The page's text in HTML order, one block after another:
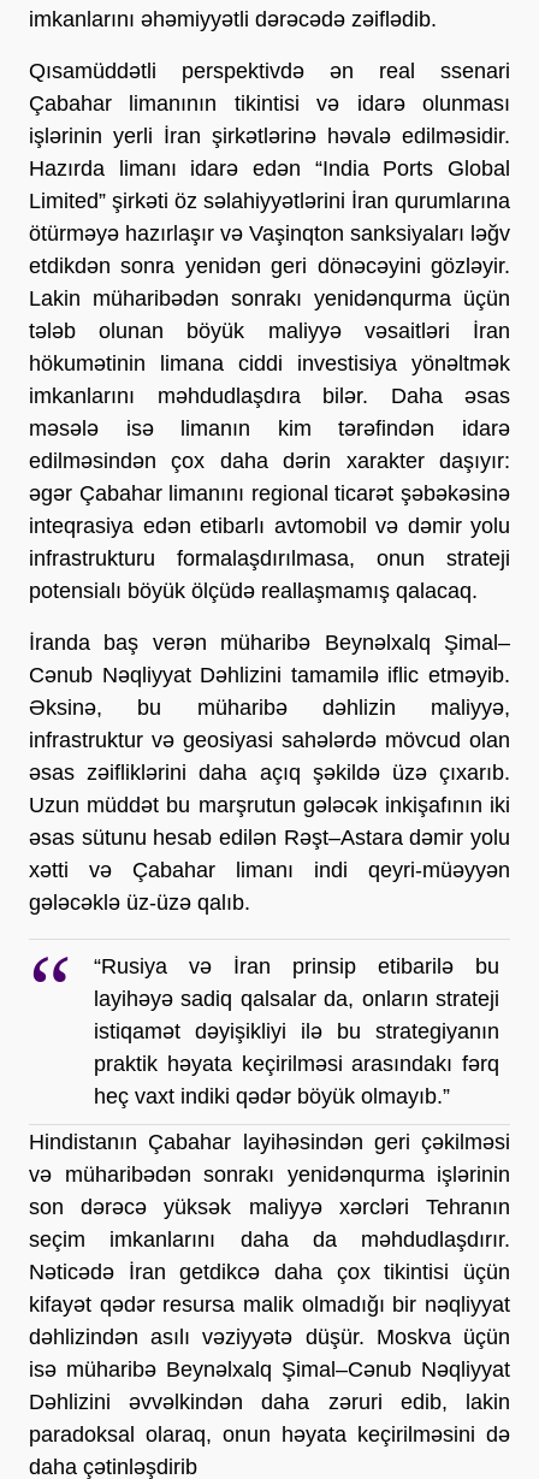
imkanlarını əhəmiyyətli dərəcədə zəiflədib.
Qısamüddətli perspektivdə ən real ssenari
Çabahar limanının tikintisi və idarə olunması
işlərinin yerli İran şirkətlərinə həvalə edilməsidir.
Hazırda limanı idarə edən “India Ports Global
Limited” şirkəti öz səlahiyyətlərini İran qurumlarına
ötürməyə hazırlaşır və Vaşinqton sanksiyaları ləğv
etdikdən sonra yenidən geri dönəcəyini gözləyir.
Lakin müharibədən sonrakı yenidənqurma üçün
tələb olunan böyük maliyyə vəsaitləri İran
hökumətinin limana ciddi investisiya yönəltmək
imkanlarını məhdudlaşdıra bilər. Daha əsas
məsələ isə limanın kim tərəfindən idarə
edilməsindən çox daha dərin xarakter daşıyır:
əgər Çabahar limanını regional ticarət şəbəkəsinə
inteqrasiya edən etibarlı avtomobil və dəmir yolu
infrastrukturu formalaşdırılmasa, onun strateji
potensialı böyük ölçüdə reallaşmamış qalacaq.
İranda baş verən müharibə Beynəlxalq Şimal–
Cənub Nəqliyyat Dəhlizini tamamilə iflic etməyib.
Əksinə, bu müharibə dəhlizin maliyyə,
infrastruktur və geosiyasi sahələrdə mövcud olan
əsas zəifliklərini daha açıq şəkildə üzə çıxarıb.
Uzun müddət bu marşrutun gələcək inkişafının iki
əsas sütunu hesab edilən Rəşt–Astara dəmir yolu
xətti və Çabahar limanı indi qeyri-müəyyən
gələcəklə üz-üzə qalıb.
“Rusiya və İran prinsip etibarilə bu
layihəyə sadiq qalsalar da, onların strateji
istiqamət dəyişikliyi ilə bu strategiyanın
praktik həyata keçirilməsi arasındakı fərq
heç vaxt indiki qədər böyük olmayıb.”
Hindistanın Çabahar layihəsindən geri çəkilməsi
və müharibədən sonrakı yenidənqurma işlərinin
son dərəcə yüksək maliyyə xərcləri Tehranın
seçim imkanlarını daha da məhdudlaşdırır.
Nəticədə İran getdikcə daha çox tikintisi üçün
kifayət qədər resursa malik olmadığı bir nəqliyyat
dəhlizindən asılı vəziyyətə düşür. Moskva üçün
isə müharibə Beynəlxalq Şimal–Cənub Nəqliyyat
Dəhlizini əvvəlkindən daha zəruri edib, lakin
paradoksal olaraq, onun həyata keçirilməsini də
daha çətinləşdirib